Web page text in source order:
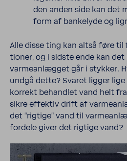
den anden side kan det
form af bankelyde og
Alle disse ting kan altså føre
tioner, og i sidste ende kan
varmeanlægget går i stykker.
undgå dette? Svaret ligger
korrekt behandlet vand helt
sikre effektiv drift af
det "rigtige" vand til
fordele giver det rigtige vand?